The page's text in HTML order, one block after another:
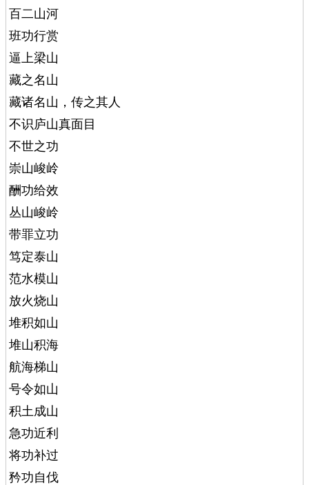
百二山河
班功行赏
逼上梁山
藏之名山
藏诸名山，传之其人
不识庐山真面目
不世之功
崇山峻岭
酬功给效
丛山峻岭
带罪立功
笃定泰山
范水模山
放火烧山
堆积如山
堆山积海
航海梯山
号令如山
积土成山
急功近利
将功补过
矜功自伐